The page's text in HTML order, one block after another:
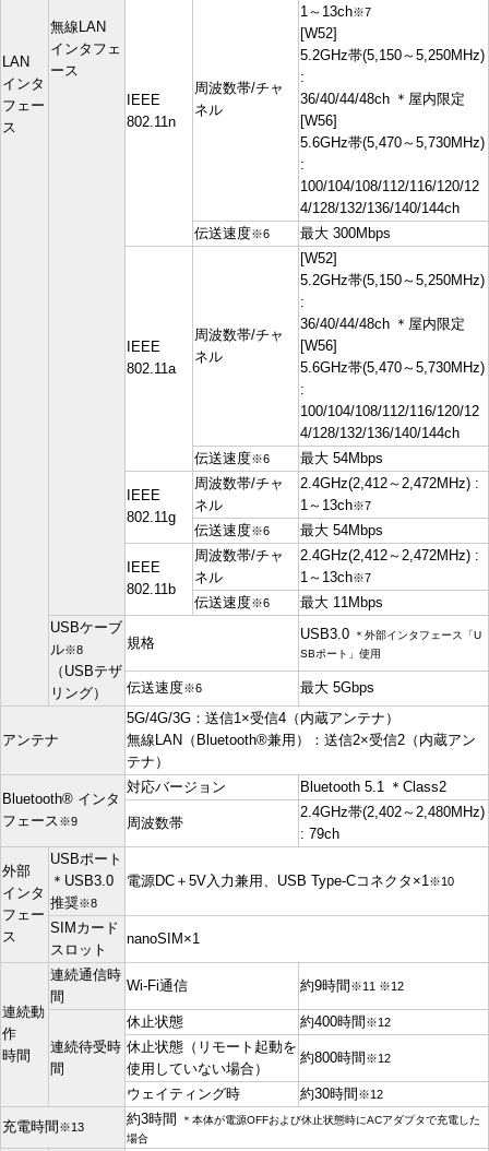
LAN
インタ
フェー
ス
無線LAN
インタフェ
ース
IEEE
802.11n
周波数帯/チャ
ネル
1～13ch※7
[W52]
5.2GHz帯(5,150～5,250MHz)
:
36/40/44/48ch ＊屋内限定
[W56]
5.6GHz帯(5,470～5,730MHz)
:
100/104/108/112/116/120/12
4/128/132/136/140/144ch
伝送速度※6 最大 300Mbps
IEEE
802.11a
周波数帯/チャ
ネル
[W52]
5.2GHz帯(5,150～5,250MHz)
:
36/40/44/48ch ＊屋内限定
[W56]
5.6GHz帯(5,470～5,730MHz)
:
100/104/108/112/116/120/12
4/128/132/136/140/144ch
伝送速度※6 最大 54Mbps
IEEE
802.11g
周波数帯/チャ
ネル
2.4GHz(2,412～2,472MHz) :
1～13ch※7
伝送速度※6 最大 54Mbps
IEEE
802.11b
周波数帯/チャ
ネル
2.4GHz(2,412～2,472MHz) :
1～13ch※7
伝送速度※6
最大 11Mbps
USBケーブ
ル※8
（USBテザ
リング）
規格
USB3.0
＊外部インタフェース「U
SBポート」使用
伝送速度※6 最大 5Gbps
アンテナ
5G/4G/3G：送信1×受信4（内蔵アンテナ）
無線LAN（Bluetooth®兼用）：送信2×受信2（内蔵アン
テナ）
Bluetooth® インタ
フェース※9
対応バージョン Bluetooth 5.1 ＊Class2
周波数帯
2.4GHz帯(2,402～2,480MHz)
: 79ch
外部
インタ
フェー
ス
USBポート
＊USB3.0
推奨※8
電源DC＋5V入力兼用、USB Type-Cコネクタ×1※10
SIMカード
スロット
nanoSIM×1
連続動
作
時間
連続通信時
間
Wi-Fi通信 約9時間 ※11 ※12
連続待受時
間
休止状態 約400時間 ※12
休止状態（リモート起動を
使用していない場合）
約800時間 ※12
ウェイティング時 約30時間 ※12
充電時間 ※13 約3時間
＊本体が電源OFFおよび休止状態時にACアダプタで充電した
場合